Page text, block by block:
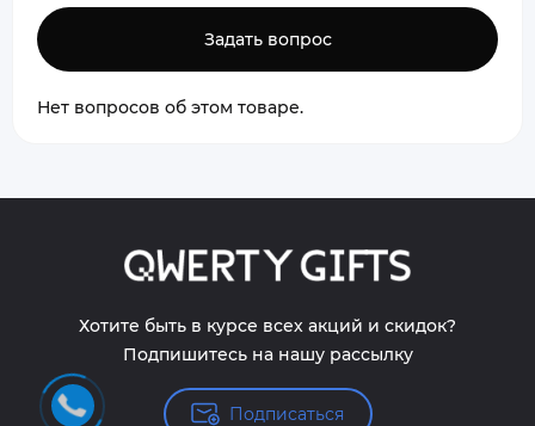
Задать вопрос
Нет вопросов об этом товаре.
Хотите быть в курсе всех акций и скидок?
Подпишитесь на нашу рассылку
Подписаться